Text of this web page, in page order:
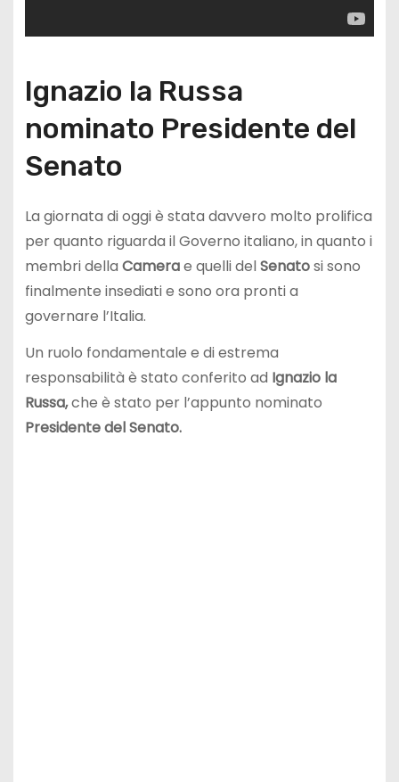
Ignazio la Russa
nominato Presidente del
Senato
La giornata di oggi è stata davvero molto prolifica
per quanto riguarda il Governo italiano, in quanto i
membri della Camerae quelli delSenatosi sono
finalmente insediati e sono ora pronti a
governare l’Italia.
Un ruolo fondamentale e di estrema
responsabilità è stato conferito ad Ignazio la
Russa,che è stato per l’appunto nominato
Presidente del Senato.